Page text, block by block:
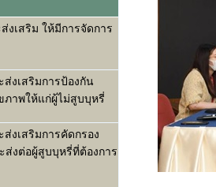
งเสริม ให้มีการจัดการ
งเสริมการป้องกัน
ภาพให้แก่ผู้ไม่สูบบุหรี่
งเสริมการคัดกรอง
งต่อผู้สูบบุหรี่ที่ต้องการ